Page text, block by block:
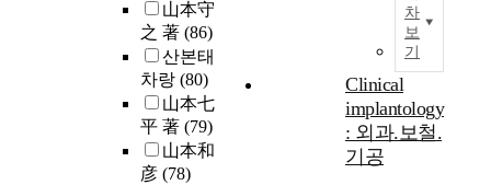
山本守
之 著 (86)
산본태
차랑 (80)
山本七
平 著 (79)
山本和
彦 (78)
차
보
기
Clinical
implantology
: 외과.보철.
기공